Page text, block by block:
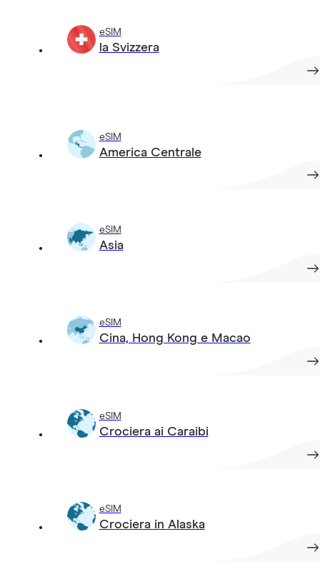
eSIM
la Svizzera
eSIM
America Centrale
eSIM
Asia
eSIM
Cina, Hong Kong e Macao
eSIM
Crociera ai Caraibi
eSIM
Crociera in Alaska